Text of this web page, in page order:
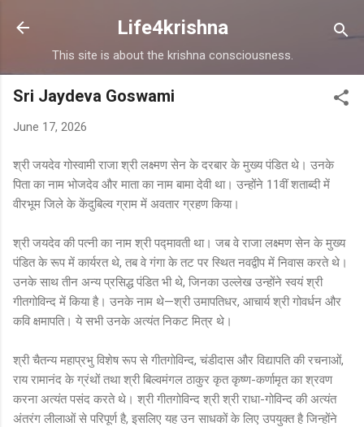
Skip to main content
Life4krishna
This site is about the krishna consciousness.
Sri Jaydeva Goswami
June 17, 2026
श्री जयदेव गोस्वामी राजा श्री लक्ष्मण सेन के दरबार के मुख्य पंडित थे। उनके
पिता का नाम भोजदेव और माता का नाम बामा देवी था। उन्होंने 11वीं शताब्दी में
वीरभूम जिले के केंदुबिल्व ग्राम में अवतार ग्रहण किया।
श्री जयदेव की पत्नी का नाम श्री पद्मावती था। जब वे राजा लक्ष्मण सेन के मुख्य
पंडित के रूप में कार्यरत थे, तब वे गंगा के तट पर स्थित नवद्वीप में निवास करते थे।
उनके साथ तीन अन्य प्रसिद्ध पंडित भी थे, जिनका उल्लेख उन्होंने स्वयं श्री
गीतगोविन्द में किया है। उनके नाम थे—श्री उमापतिधर, आचार्य श्री गोवर्धन और
कवि क्षमापति। ये सभी उनके अत्यंत निकट मित्र थे।
श्री चैतन्य महाप्रभु विशेष रूप से गीतगोविन्द, चंडीदास और विद्यापति की रचनाओं,
राय रामानंद के ग्रंथों तथा श्री बिल्वमंगल ठाकुर कृत कृष्ण-कर्णामृत का श्रवण
करना अत्यंत पसंद करते थे। श्री गीतगोविन्द श्री श्री राधा-गोविन्द की अत्यंत
अंतरंग लीलाओं से परिपूर्ण है, इसलिए यह उन साधकों के लिए उपयुक्त है जिन्होंने